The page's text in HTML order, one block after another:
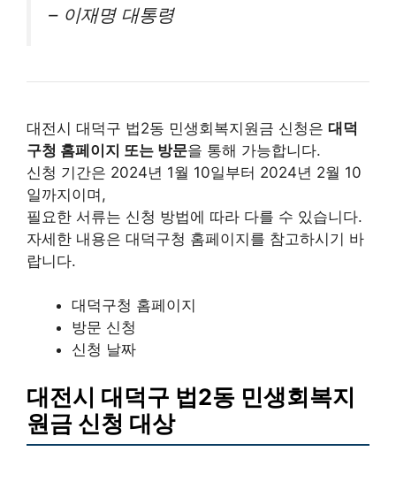
– 이재명 대통령
대전시 대덕구 법2동 민생회복지원금 신청은 대덕
구청 홈페이지 또는 방문을 통해 가능합니다.
신청 기간은 2024년 1월 10일부터 2024년 2월 10
일까지이며,
필요한 서류는 신청 방법에 따라 다를 수 있습니다.
자세한 내용은 대덕구청 홈페이지를 참고하시기 바
랍니다.
대덕구청 홈페이지
방문 신청
신청 날짜
대전시 대덕구 법2동 민생회복지
원금 신청 대상